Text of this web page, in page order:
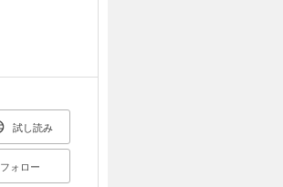
試し読み
フォロー